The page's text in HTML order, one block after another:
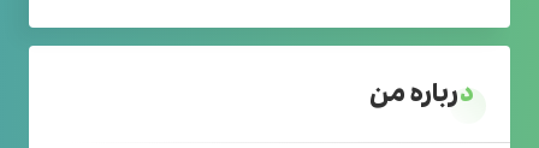
درباره من